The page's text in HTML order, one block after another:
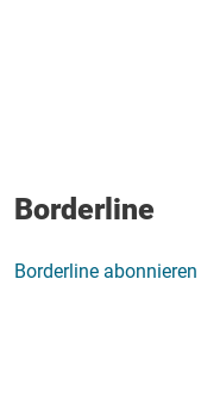
Borderline
Borderline abonnieren